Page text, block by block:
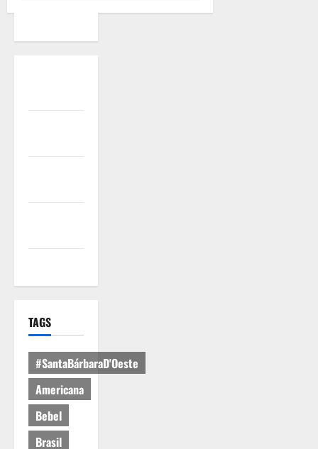
TAGS
#SantaBárbaraD'Oeste
Americana
Bebel
Brasil